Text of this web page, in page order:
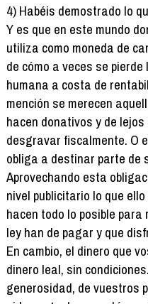
4) Habéis demostrado lo
Y es que en este mundo
utiliza como moneda de
de cómo a veces se
humana a costa de
mención se merecen
hacen donativos y de
desgravar fiscalmente. O
obliga a destinar parte de
Aprovechando esta
nivel publicitario lo que
hacen todo lo posible
ley han de pagar y que
En cambio, el dinero que
dinero leal, sin
generosidad, de vuestros